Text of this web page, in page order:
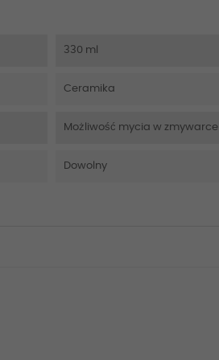
330 ml
Ceramika
Możliwość mycia w zmywarce
Dowolny